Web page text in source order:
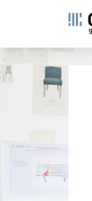
Pasar
al
contenido